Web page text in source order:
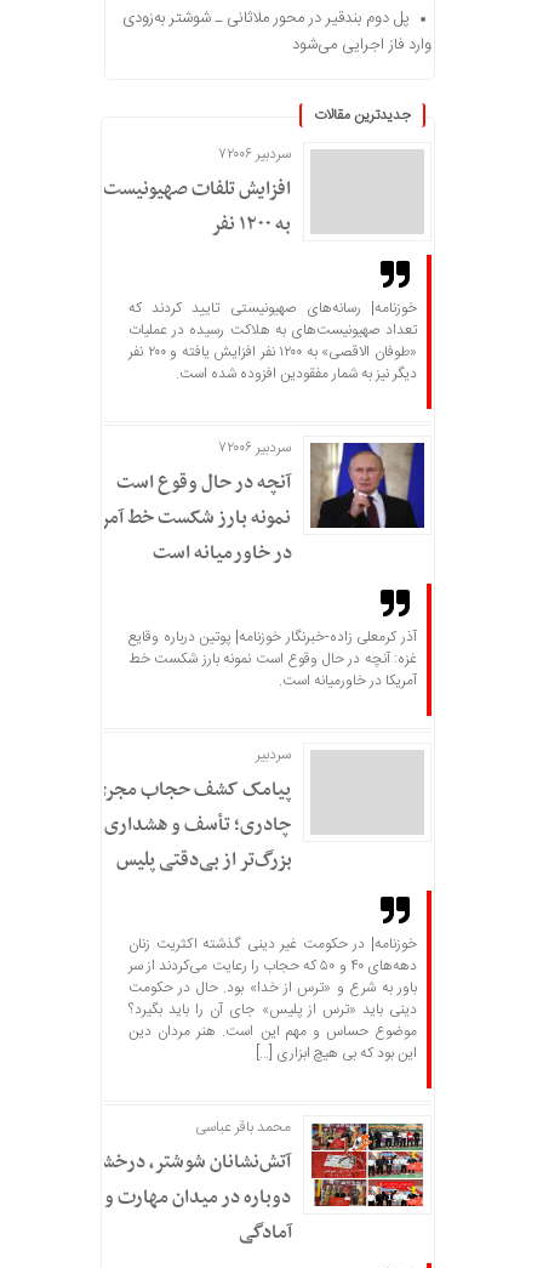
پل دوم بندقیر در محور ملاثانی ـ شوشتر به‌زودی
وارد فاز اجرایی می‌شود
جدیدترین مقالات
سردبیر ۷۲۰۰۶
افزایش تلفات صهیونیست‌ها
به ۱۲۰۰ نفر
خوزنامه| رسانه‌های صهیونیستی تایید کردند که
تعداد صهیونیست‌های به هلاکت رسیده در عملیات
«طوفان الاقصی» به ۱۲۰۰ نفر افزایش یافته و ۲۰۰ نفر
دیگر نیز به شمار مفقودین افزوده شده است.
سردبیر ۷۲۰۰۶
آنچه در حال وقوع است
نمونه بارز شکست خط آمریکا
در خاورمیانه است
آذر کرمعلی زاده-خبرنگار خوزنامه| پوتین درباره وقایع
غزه: آنچه در حال وقوع است نمونه بارز شکست خط
آمریکا در خاورمیانه است.
سردبير
پیامک کشف حجاب مجری
چادری؛ تأسف و هشداری
بزرگ‌تر از بی‌دقتی پلیس
خوزنامه| در حکومت غیر دینی گذشته اکثریت زنان
دهه‌های ۴۰ و ۵۰ که حجاب را رعایت می‌کردند از سر
باور به شرع و «ترس از خدا» بود. حال در حکومت
دینی باید «ترس از پلیس» جای آن را باید بگیرد؟
موضوع حساس و مهم این است. هنر مردان دین
این بود که بی هیچ ابزاری […]
محمد باقر عباسی
آتش‌نشانان شوشتر، درخشش
دوباره در میدان مهارت و
آمادگی